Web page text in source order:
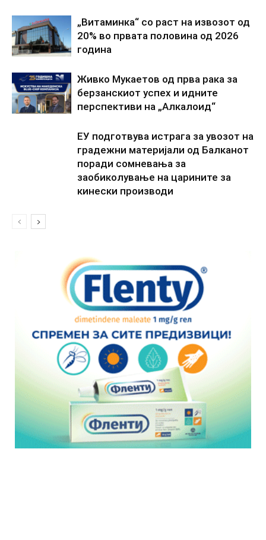
„Витаминка“ со раст на извозот од
20% во првата половина од 2026
година
Живко Мукаетов од прва рака за
берзанскиот успех и идните
перспективи на „Алкалоид“
ЕУ подготвува истрага за увозот на
градежни материјали од Балканот
поради сомневања за
заобиколување на царините за
кинески производи